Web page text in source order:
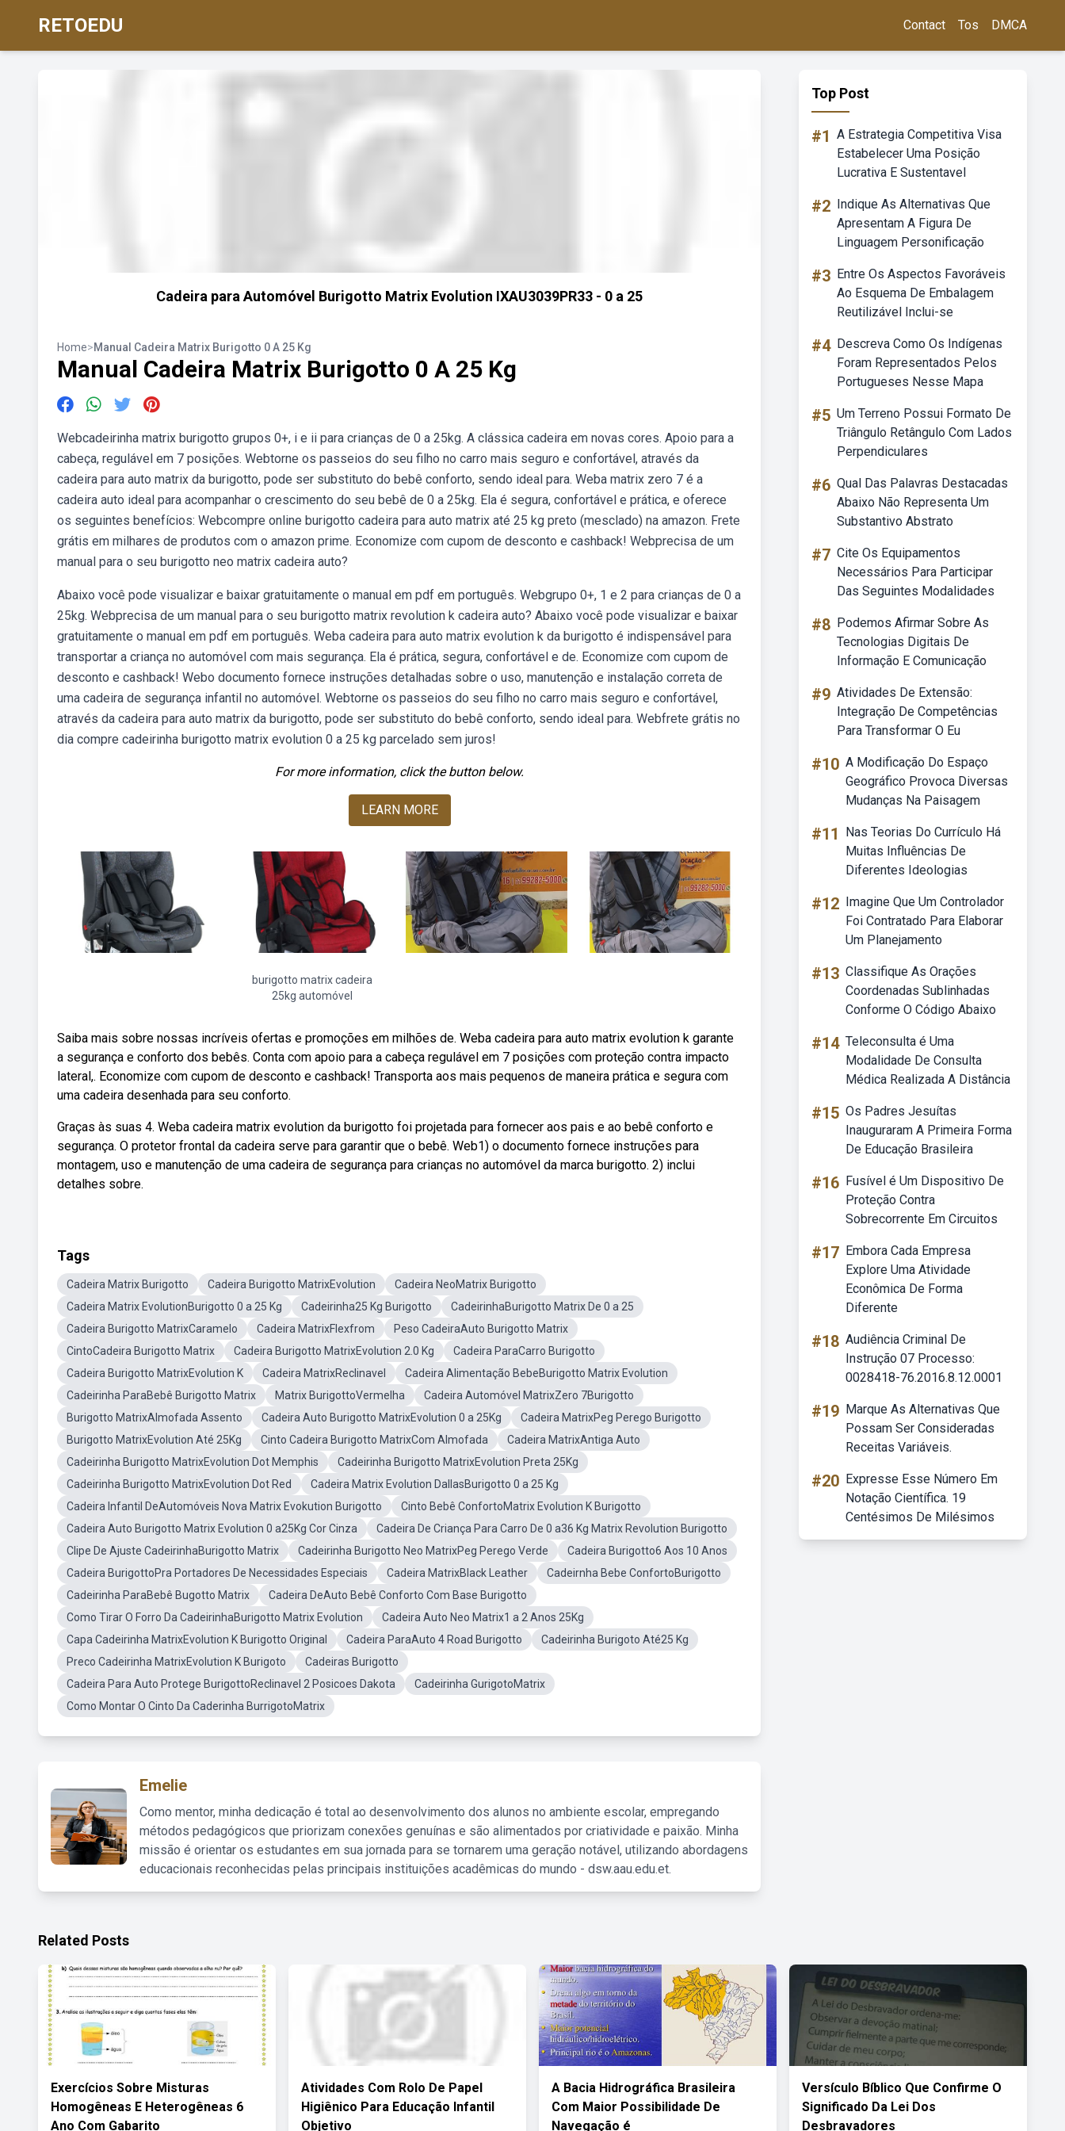
RETOEDU Contact Tos DMCA
Cadeira para Automóvel Burigotto Matrix Evolution IXAU3039PR33 - 0 a 25
Home>Manual Cadeira Matrix Burigotto 0 A 25 Kg
Manual Cadeira Matrix Burigotto 0 A 25 Kg
Webcadeirinha matrix burigotto grupos 0+, i e ii para crianças de 0 a 25kg. A clássica cadeira em novas cores. Apoio para a
cabeça, regulável em 7 posições. Webtorne os passeios do seu filho no carro mais seguro e confortável, através da
cadeira para auto matrix da burigotto, pode ser substituto do bebê conforto, sendo ideal para. Weba matrix zero 7 é a
cadeira auto ideal para acompanhar o crescimento do seu bebê de 0 a 25kg. Ela é segura, confortável e prática, e oferece
os seguintes benefícios: Webcompre online burigotto cadeira para auto matrix até 25 kg preto (mesclado) na amazon. Frete
grátis em milhares de produtos com o amazon prime. Economize com cupom de desconto e cashback! Webprecisa de um
manual para o seu burigotto neo matrix cadeira auto?
Abaixo você pode visualizar e baixar gratuitamente o manual em pdf em português. Webgrupo 0+, 1 e 2 para crianças de 0 a
25kg. Webprecisa de um manual para o seu burigotto matrix revolution k cadeira auto? Abaixo você pode visualizar e baixar
gratuitamente o manual em pdf em português. Weba cadeira para auto matrix evolution k da burigotto é indispensável para
transportar a criança no automóvel com mais segurança. Ela é prática, segura, confortável e de. Economize com cupom de
desconto e cashback! Webo documento fornece instruções detalhadas sobre o uso, manutenção e instalação correta de
uma cadeira de segurança infantil no automóvel. Webtorne os passeios do seu filho no carro mais seguro e confortável,
através da cadeira para auto matrix da burigotto, pode ser substituto do bebê conforto, sendo ideal para. Webfrete grátis no
dia compre cadeirinha burigotto matrix evolution 0 a 25 kg parcelado sem juros!
For more information, click the button below.
LEARN MORE
burigotto matrix cadeira
25kg automóvel
Saiba mais sobre nossas incríveis ofertas e promoções em milhões de. Weba cadeira para auto matrix evolution k garante
a segurança e conforto dos bebês. Conta com apoio para a cabeça regulável em 7 posições com proteção contra impacto
lateral,. Economize com cupom de desconto e cashback! Transporta aos mais pequenos de maneira prática e segura com
uma cadeira desenhada para seu conforto.
Graças às suas 4. Weba cadeira matrix evolution da burigotto foi projetada para fornecer aos pais e ao bebê conforto e
segurança. O protetor frontal da cadeira serve para garantir que o bebê. Web1) o documento fornece instruções para
montagem, uso e manutenção de uma cadeira de segurança para crianças no automóvel da marca burigotto. 2) inclui
detalhes sobre.
Tags
Cadeira Matrix Burigotto Cadeira Burigotto MatrixEvolution
Cadeira NeoMatrix Burigotto
Cadeira Matrix EvolutionBurigotto 0 a 25 Kg
Cadeirinha25 Kg Burigotto
CadeirinhaBurigotto Matrix De 0 a 25
Cadeira Burigotto MatrixCaramelo
Cadeira MatrixFlexfrom
Peso CadeiraAuto Burigotto Matrix
CintoCadeira Burigotto Matrix
Cadeira Burigotto MatrixEvolution 2.0 Kg
Cadeira ParaCarro Burigotto
Cadeira Burigotto MatrixEvolution K
Cadeira MatrixReclinavel
Cadeira Alimentação BebeBurigotto Matrix Evolution
Cadeirinha ParaBebê Burigotto Matrix
Matrix BurigottoVermelha
Cadeira Automóvel MatrixZero 7Burigotto
Burigotto MatrixAlmofada Assento
Cadeira Auto Burigotto MatrixEvolution 0 a 25Kg
Cadeira MatrixPeg Perego Burigotto
Burigotto MatrixEvolution Até 25Kg
Cinto Cadeira Burigotto MatrixCom Almofada
Cadeira MatrixAntiga Auto
Cadeirinha Burigotto MatrixEvolution Dot Memphis
Cadeirinha Burigotto MatrixEvolution Preta 25Kg
Cadeirinha Burigotto MatrixEvolution Dot Red
Cadeira Matrix Evolution DallasBurigotto 0 a 25 Kg
Cadeira Infantil DeAutomóveis Nova Matrix Evokution Burigotto
Cinto Bebê ConfortoMatrix Evolution K Burigotto
Cadeira Auto Burigotto Matrix Evolution 0 a25Kg Cor Cinza
Cadeira De Criança Para Carro De 0 a36 Kg Matrix Revolution Burigotto
Clipe De Ajuste CadeirinhaBurigotto Matrix
Cadeirinha Burigotto Neo MatrixPeg Perego Verde
Cadeira Burigotto6 Aos 10 Anos
Cadeira BurigottoPra Portadores De Necessidades Especiais
Cadeira MatrixBlack Leather
Cadeirnha Bebe ConfortoBurigotto
Cadeirinha ParaBebê Bugotto Matrix
Cadeira DeAuto Bebê Conforto Com Base Burigotto
Como Tirar O Forro Da CadeirinhaBurigotto Matrix Evolution
Cadeira Auto Neo Matrix1 a 2 Anos 25Kg
Capa Cadeirinha MatrixEvolution K Burigotto Original
Cadeira ParaAuto 4 Road Burigotto
Cadeirinha Burigoto Até25 Kg
Preco Cadeirinha MatrixEvolution K Burigoto
Cadeiras Burigotto
Cadeira Para Auto Protege BurigottoReclinavel 2 Posicoes Dakota
Cadeirinha GurigotoMatrix
Como Montar O Cinto Da Caderinha BurrigotoMatrix
Emelie
Como mentor, minha dedicação é total ao desenvolvimento dos alunos no ambiente escolar, empregando
métodos pedagógicos que priorizam conexões genuínas e são alimentados por criatividade e paixão. Minha
missão é orientar os estudantes em sua jornada para se tornarem uma geração notável, utilizando abordagens
educacionais reconhecidas pelas principais instituições acadêmicas do mundo - dsw.aau.edu.et.
Top Post
#1 A Estrategia Competitiva Visa
Estabelecer Uma Posição
Lucrativa E Sustentavel
#2 Indique As Alternativas Que
Apresentam A Figura De
Linguagem Personificação
#3 Entre Os Aspectos Favoráveis
Ao Esquema De Embalagem
Reutilizável Inclui-se
#4 Descreva Como Os Indígenas
Foram Representados Pelos
Portugueses Nesse Mapa
#5 Um Terreno Possui Formato De
Triângulo Retângulo Com Lados
Perpendiculares
#6 Qual Das Palavras Destacadas
Abaixo Não Representa Um
Substantivo Abstrato
#7 Cite Os Equipamentos
Necessários Para Participar
Das Seguintes Modalidades
#8 Podemos Afirmar Sobre As
Tecnologias Digitais De
Informação E Comunicação
#9 Atividades De Extensão:
Integração De Competências
Para Transformar O Eu
#10 A Modificação Do Espaço
Geográfico Provoca Diversas
Mudanças Na Paisagem
#11
Nas Teorias Do Currículo Há
Muitas Influências De
Diferentes Ideologias
#12 Imagine Que Um Controlador
Foi Contratado Para Elaborar
Um Planejamento
#13 Classifique As Orações
Coordenadas Sublinhadas
Conforme O Código Abaixo
#14 Teleconsulta é Uma
Modalidade De Consulta
Médica Realizada A Distância
#15 Os Padres Jesuítas
Inauguraram A Primeira Forma
De Educação Brasileira
#16 Fusível é Um Dispositivo De
Proteção Contra
Sobrecorrente Em Circuitos
#17 Embora Cada Empresa
Explore Uma Atividade
Econômica De Forma
Diferente
#18 Audiência Criminal De
Instrução 07 Processo:
0028418-76.2016.8.12.0001
#19 Marque As Alternativas Que
Possam Ser Consideradas
Receitas Variáveis.
#20 Expresse Esse Número Em
Notação Científica. 19
Centésimos De Milésimos
Related Posts
Exercícios Sobre Misturas
Homogêneas E Heterogêneas 6
Ano Com Gabarito
Atividades Com Rolo De Papel
Higiênico Para Educação Infantil
Objetivo
A Bacia Hidrográfica Brasileira
Com Maior Possibilidade De
Navegação é
Versículo Bíblico Que Confirme O
Significado Da Lei Dos
Desbravadores